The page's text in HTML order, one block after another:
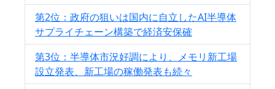
第2位：政府の狙いは国内に自立したAI半導体
サプライチェーン構築で経済安保確
第3位：半導体市況好調により、メモリ新工場
設立発表、新工場の稼働発表も続々